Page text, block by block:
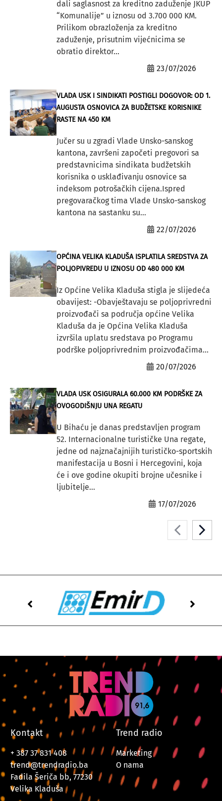
dali saglasnost za kreditno zaduženje JKUP
“Komunalije” u iznosu od 3.700 000 KM.
Prilikom obrazloženja za kreditno
zaduženje, prisutnim vijećnicima se
obratio direktor...
23/07/2026
VLADA USK I SINDIKATI POSTIGLI DOGOVOR: OD 1.
AUGUSTA OSNOVICA ZA BUDŽETSKE KORISNIKE
RASTE NA 450 KM
Jučer su u zgradi Vlade Unsko-sanskog
kantona, završeni započeti pregovori sa
predstavnicima sindikata budžetskih
korisnika o usklađivanju osnovice sa
indeksom potrošačkih cijena.Ispred
pregovaračkog tima Vlade Unsko-sanskog
kantona na sastanku su...
22/07/2026
OPĆINA VELIKA KLADUŠA ISPLATILA SREDSTVA ZA
POLJOPIVREDU U IZNOSU OD 480 000 KM
Iz Općine Velika Kladuša stigla je slijedeća
obavijest: -Obavještavaju se poljoprivredni
proizvođači sa područja općine Velika
Kladuša da je Općina Velika Kladuša
izvršila uplatu sredstava po Programu
podrške poljoprivrednim proizvođačima...
20/07/2026
VLADA USK OSIGURALA 60.000 KM PODRŠKE ZA
OVOGODIŠNJU UNA REGATU
U Bihaću je danas predstavljen program
52. Internacionalne turističke Una regate,
jedne od najznačajnijih turističko-sportskih
manifestacija u Bosni i Hercegovini, koja
će i ove godine okupiti brojne učesnike i
ljubitelje...
17/07/2026
Kontakt
+ 387 37 831 408
trend@trendradio.ba
Fadila Šeriča bb, 77230
Velika Kladuša
Trend radio
Marketing
O nama